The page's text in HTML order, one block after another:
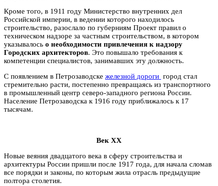
Кроме того, в 1911 году Министерство внутренних дел
Российской империи, в ведении которого находилось
строительство, разослало по губерниям Проект правил о
техническом надзоре за частным строительством, в котором
указывалось о необходимости привлечения к надзору
Городских архитекторов. Это повышало требования к
компетенции специалистов, занимавших эту должность.
С появлением в Петрозаводске железной дороги город стал
стремительно расти, постепенно превращаясь из транспортного
в промышленный центр северо-западного региона России.
Население Петрозаводска к 1916 году приближалось к 17
тысячам.
Век ХХ
Новые веяния двадцатого века в сферу строительства и
архитектуры России пришли после 1917 года, для начала сломав
все порядки и законы, по которым жила отрасль предыдущие
полтора столетия.